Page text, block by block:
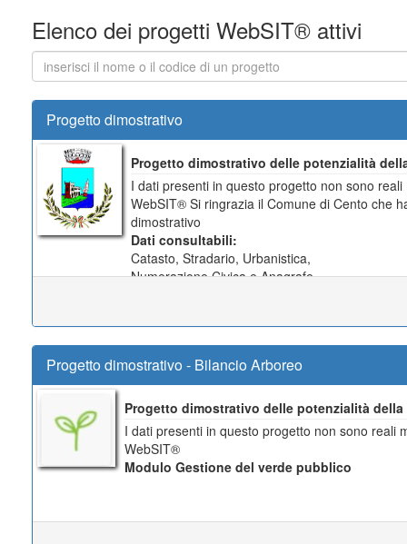
Elenco dei progetti WebSIT® attivi
Cerca
progetto
Progetto dimostrativo
Progetto dimostrativo delle potenzialità
I dati presenti in questo progetto non sono
WebSIT® Si ringrazia il Comune di Cento che
dimostrativo
Dati consultabili:
Catasto, Stradario, Urbanistica,
Numerazione Civica e Anagrafe.
Protezione Civile
Giochi
Amianto- Riservato ai soli utenti abilitati
Progetto dimostrativo - Bilancio Arboreo
Progetto dimostrativo delle potenzialità
I dati presenti in questo progetto non sono reali
WebSIT®
Modulo Gestione del verde pubblico